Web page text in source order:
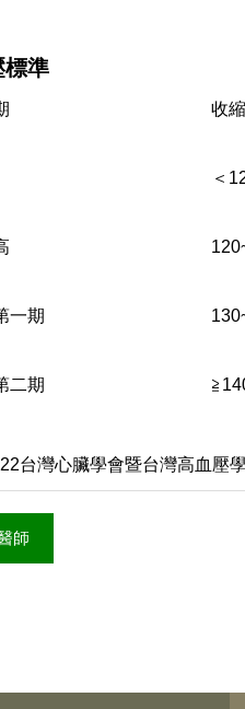
標準
收
＜
一期
二期
台灣心臟學會暨台灣高血壓
師